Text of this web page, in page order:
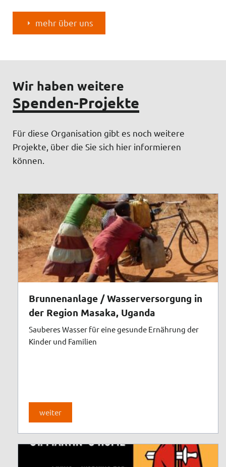
mehr über uns
Wir haben weitere
Spenden-Projekte
Für diese Organisation gibt es noch weitere
Projekte, über die Sie sich hier informieren
können.
Brunnenanlage / Wasserversorgung in
der Region Masaka, Uganda
Sauberes Wasser für eine gesunde Ernährung der
Kinder und Familien
weiter